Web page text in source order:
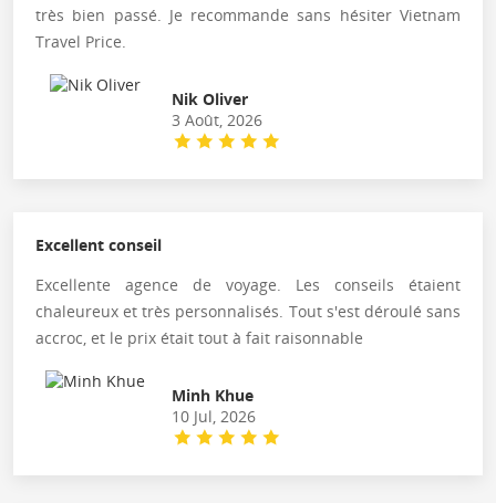
très bien passé. Je recommande sans hésiter Vietnam
Travel Price.
Nik Oliver
3 Août, 2026
Excellent conseil
Excellente agence de voyage. Les conseils étaient
chaleureux et très personnalisés. Tout s'est déroulé sans
accroc, et le prix était tout à fait raisonnable
Minh Khue
10 Jul, 2026